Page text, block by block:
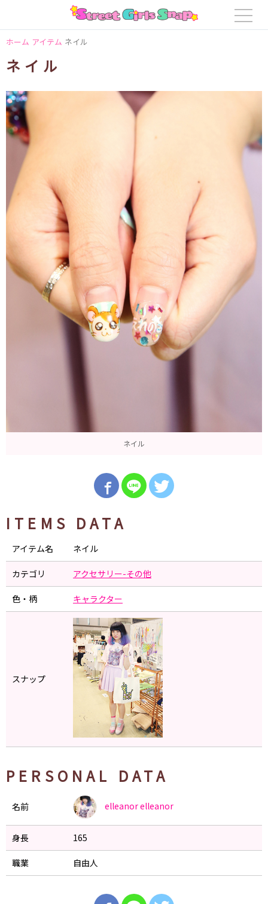
ホーム アイテム ネイル
ネイル
ネイル
ITEMS DATA
アイテム名 ネイル
カテゴリ アクセサリー-その他
色・柄 キャラクター
スナップ
PERSONAL DATA
名前 elleanorelleanor
身長 165
職業 自由人